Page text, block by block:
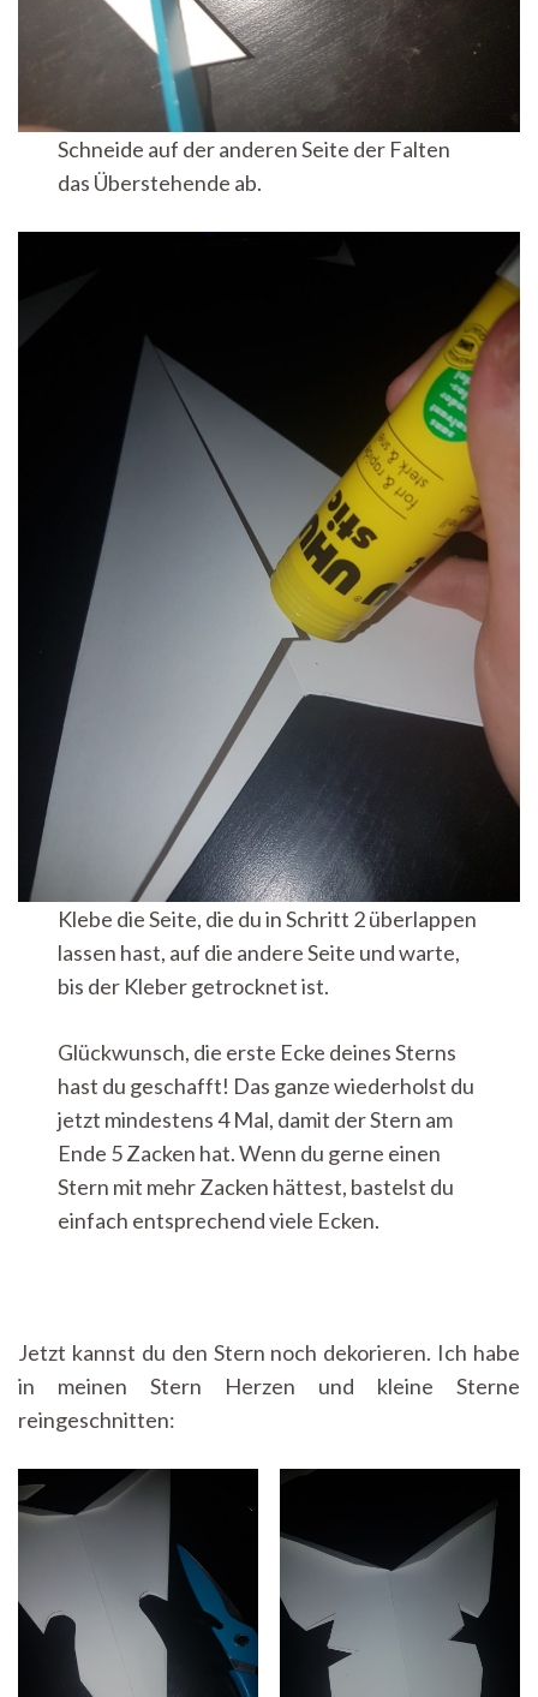
Schneide auf der anderen Seite der Falten
das Überstehende ab.
Klebe die Seite, die du in Schritt 2 überlappen
lassen hast, auf die andere Seite und warte,
bis der Kleber getrocknet ist.
Glückwunsch, die erste Ecke deines Sterns
hast du geschafft! Das ganze wiederholst du
jetzt mindestens 4 Mal, damit der Stern am
Ende 5 Zacken hat. Wenn du gerne einen
Stern mit mehr Zacken hättest, bastelst du
einfach entsprechend viele Ecken.
Jetzt kannst du den Stern noch dekorieren. Ich habe
in meinen Stern Herzen und kleine Sterne
reingeschnitten: